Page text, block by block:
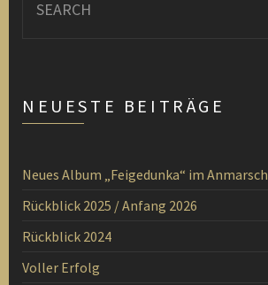
for:
NEUESTE BEITRÄGE
Neues Album „Feigedunka“ im Anmarsch
Rückblick 2025 / Anfang 2026
Rückblick 2024
Voller Erfolg